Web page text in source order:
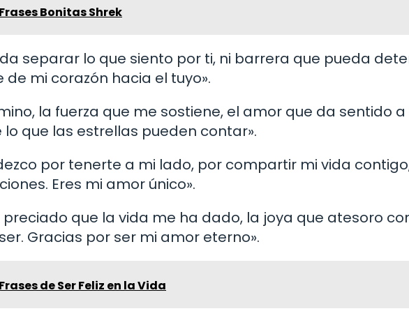
Frases Bonitas Shrek
separar lo que siento por ti, ni barrera que pueda
mi corazón hacia el tuyo».
la fuerza que me sostiene, el amor que da sentido a
que las estrellas pueden contar».
por tenerte a mi lado, por compartir mi vida
Eres mi amor único».
que la vida me ha dado, la joya que atesoro
Gracias por ser mi amor eterno».
Frases de Ser Feliz en la Vida